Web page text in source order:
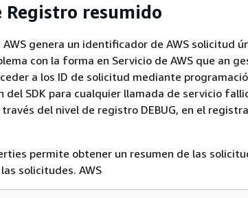
Registro resumido
genera un identificador de AWS solicitud
con la forma en Servicio de AWS que an
a los ID de solicitud mediante
del SDK para cualquier llamada de servicio
del nivel de registro DEBUG, en el
permite obtener un resumen de las
solicitudes. AWS